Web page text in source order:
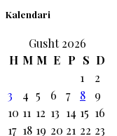
Kalendari
Gusht 2026
H M M E P S D
1
2
3
4 5 6 7 8
9
10 11 12 13 14 15 16
17 18 19 20 21 22 23